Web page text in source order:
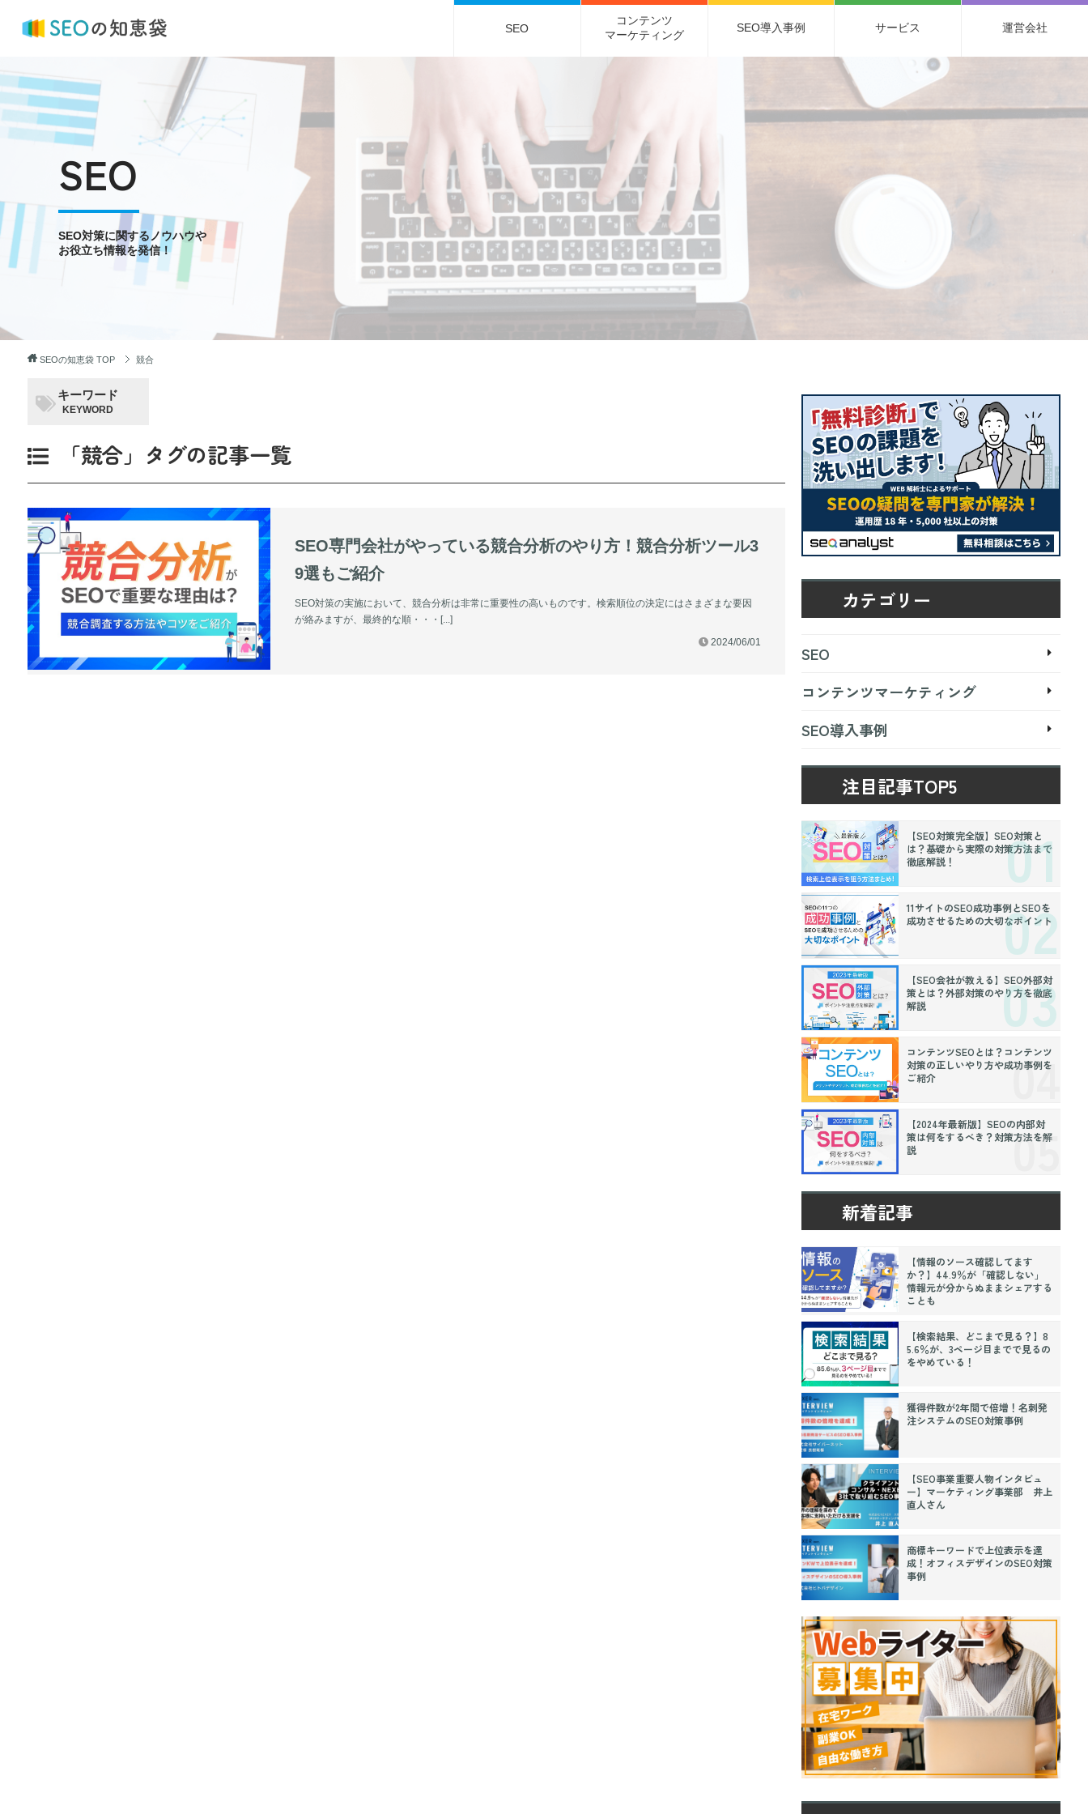
SEO
コンテンツ
マーケティング
SEO導入事例 サービス 運営会社
SEO
SEO対策に関するノウハウや
お役立ち情報を発信！
SEOの知恵袋TOP 競合
キーワード
KEYWORD
「競合」タグの記事一覧
SEO専門会社がやっている競合分析のやり方！競合分析ツール3
9選もご紹介
SEO対策の実施において、競合分析は非常に重要性の高いものです。検索順位の決定にはさまざまな要因
が絡みますが、最終的な順・・・[...]
2024/06/01
カテゴリー
SEO
コンテンツマーケティング
SEO導入事例
注目記事TOP5
【SEO対策完全版】SEO対策と
は？基礎から実際の対策方法まで
徹底解説！
11サイトのSEO成功事例とSEOを
成功させるための大切なポイント
【SEO会社が教える】SEO外部対
策とは？外部対策のやり方を徹底
解説
コンテンツSEOとは？コンテンツ
対策の正しいやり方や成功事例を
ご紹介
【2024年最新版】SEOの内部対
策は何をするべき？対策方法を解
説
新着記事
【情報のソース確認してます
か？】44.9％が「確認しない」
情報元が分からぬままシェアする
ことも
【検索結果、どこまで見る？】8
5.6％が、3ページ目までで見るの
をやめている！
獲得件数が2年間で倍増！名刺発
注システムのSEO対策事例
【SEO事業重要人物インタビュ
ー】マーケティング事業部 井上
直人さん
商標キーワードで上位表示を達
成！オフィスデザインのSEO対策
事例